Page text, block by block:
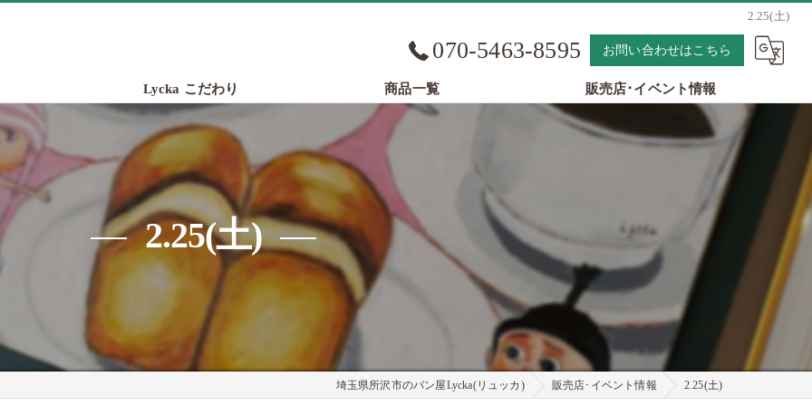
2.25(土)
070-5463-8595 お問い合わせはこちら
Lycka こだわり 商品一覧 販売店･イベント情報
2.25(土)
埼玉県所沢市のパン屋Lycka(リュッカ) 販売店･イベント情報 2.25(土)